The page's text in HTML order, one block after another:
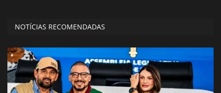
NOTÍCIAS RECOMENDADAS